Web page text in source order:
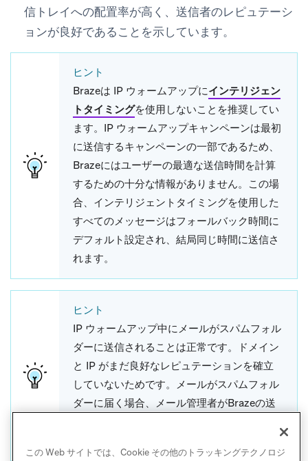
信トレイへの配置率が高く、送信者のレピュテーシ
ョンが良好であることを示しています。
ヒント
Brazeは IP ウォームアップにインテリジェン
トタイミングを使用しないことを推奨してい
ます。IP ウォームアップキャンペーンは最初
に送信するキャンペーンの一部であるため、
Brazeにはユーザーの最適な送信時間を計算
するための十分な情報がありません。この場
合、インテリジェントタイミングを使用した
すべてのメッセージはフォールバック時間に
デフォルト設定され、結局同じ時間に送信さ
れます。
ヒント
IP ウォームアップ中にメールがスパムフォル
ダーに送信されることは正常です。ドメイン
と IP がまだ良好なレピュテーションを確立
していないためです。メールがスパムフォル
ダーに届く場合、メール管理者がBrazeの送
この Web サイトでは、Cookie その他のトラッキングテクノロジ